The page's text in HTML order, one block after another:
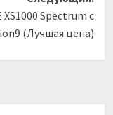
Spectrum c
(Лучшая цена)